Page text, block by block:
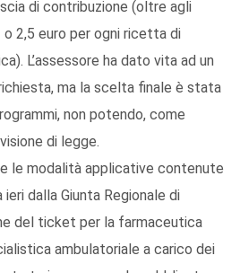
di contribuzione (oltre agli
2,5 euro per ogni ricetta di
L’assessore ha dato vita ad un
ma la scelta finale è stata
non potendo, come
di legge.
le modalità applicative contenute
dalla Giunta Regionale di
del ticket per la farmaceutica
ambulatoriale a carico dei